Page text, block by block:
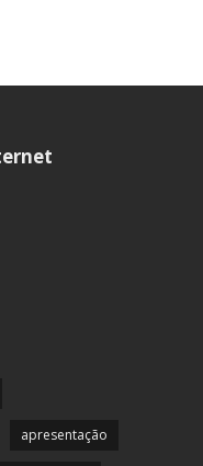
apresentação